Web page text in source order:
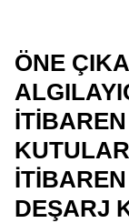
ÖNE
DEŞARJ